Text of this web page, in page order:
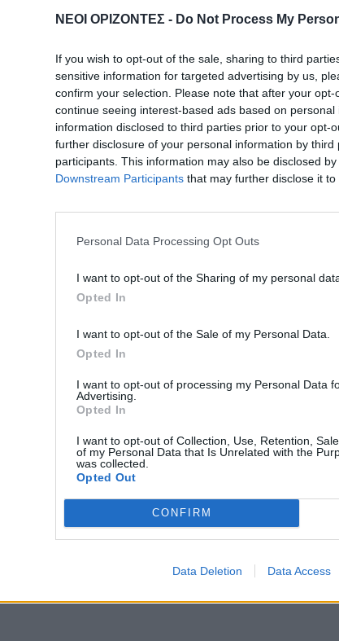
ΝΕΟΙ ΟΡΙΖΟΝΤΕΣ - Do Not Process My
If you wish to opt-out of the sale, sharing to third
sensitive information for targeted advertising by us,
confirm your selection. Please note that after your
continue seeing interest-based ads based on
information disclosed to third parties prior to your opt-
further disclosure of your personal information by third
participants. This information may also be disclosed
Downstream Participants that may further disclose it to
Personal Data Processing Opt Outs
I want to opt-out of the Sharing of my personal
Opted In
I want to opt-out of the Sale of my Personal Data.
Opted In
I want to opt-out of processing my Personal Data
Advertising.
Opted In
I want to opt-out of Collection, Use, Retention,
of my Personal Data that Is Unrelated with the
was collected.
Opted Out
CONFIRM
Data Deletion Data Access